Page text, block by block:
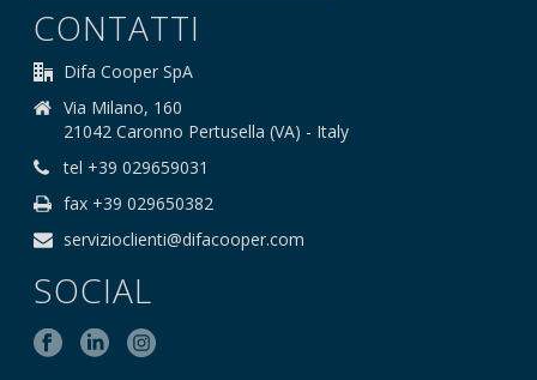
CONTATTI
Difa Cooper SpA
Via Milano, 160
21042 Caronno Pertusella (VA) - Italy
tel +39 029659031
fax +39 029650382
servizioclienti@difacooper.com
SOCIAL